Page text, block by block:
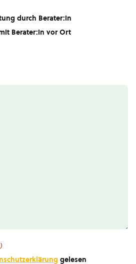
durch Berater:in
Berater:in vor Ort
gelesen